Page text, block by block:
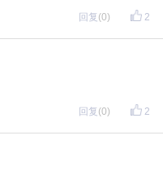
2
回复 (0)
2
回复 (0)